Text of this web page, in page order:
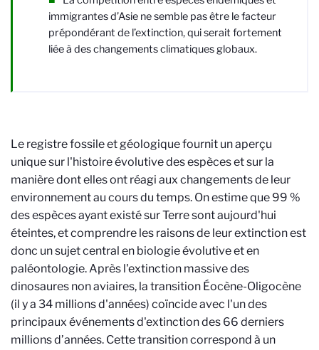
immigrantes d’Asie ne semble pas être le facteur
prépondérant de l’extinction, qui serait fortement
liée à des changements climatiques globaux.
Le registre fossile et géologique fournit un aperçu
unique sur l'histoire évolutive des espèces et sur la
manière dont elles ont réagi aux changements de leur
environnement au cours du temps. On estime que 99 %
des espèces ayant existé sur Terre sont aujourd'hui
éteintes, et comprendre les raisons de leur extinction est
donc un sujet central en biologie évolutive et en
paléontologie. Après l'extinction massive des
dinosaures non aviaires, la transition Éocène-Oligocène
(il y a 34 millions d'années) coïncide avec l'un des
principaux événements d'extinction des 66 derniers
millions d’années. Cette transition correspond à un